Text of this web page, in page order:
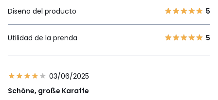
Diseño del producto 5
Utilidad de la prenda 5
03/06/2025
Schöne, große Karaffe